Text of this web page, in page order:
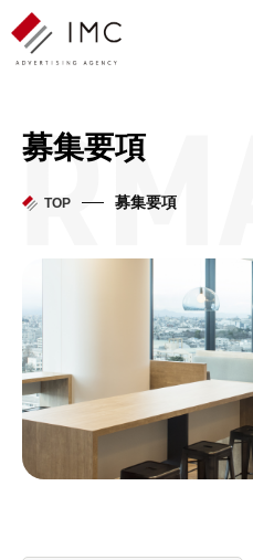
募集要項
TOP 募集要項